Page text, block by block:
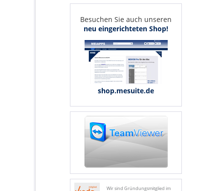
Besuchen Sie auch unseren
neu eingerichteten Shop!
shop.mesuite.de
Wir sind Gründungsmitglied im